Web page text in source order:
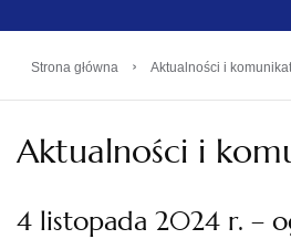
Strona główna › Aktualności i
Aktualności i
4 listopada 2024 r. –